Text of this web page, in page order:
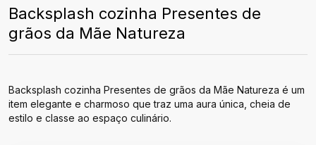
Backsplash cozinha Presentes de
grãos da Mãe Natureza
Backsplash cozinha Presentes de grãos da Mãe Natureza é um
item elegante e charmoso que traz uma aura única, cheia de
estilo e classe ao espaço culinário.